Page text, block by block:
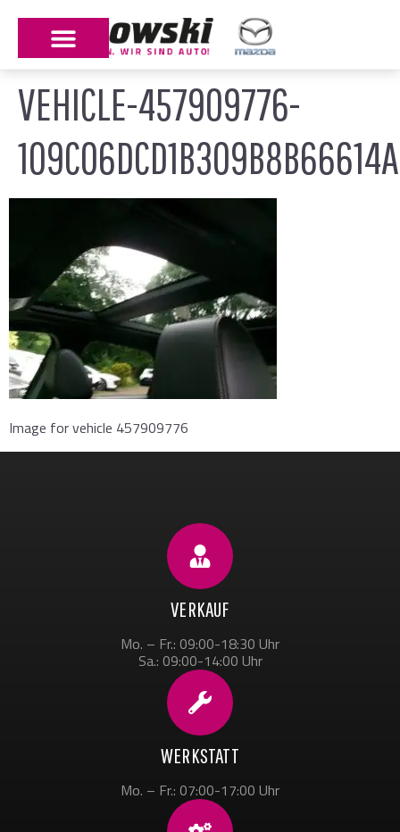
VEHICLE-457909776-
Image for vehicle 457909776
VERKAUF
Mo. – Fr.: 09:00-18:30 Uhr
Sa.: 09:00-14:00 Uhr
WERKSTATT
Mo. – Fr.: 07:00-17:00 Uhr